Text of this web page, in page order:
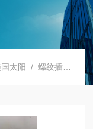
太阳 /螺纹插装阀 /